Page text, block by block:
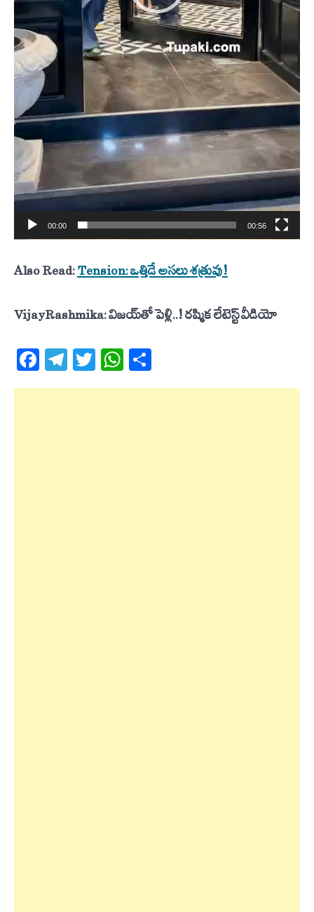
00:00 00:56
Also Read:Tension: ఒత్తిడే అసలు శత్రువు!
Vijay-Rashmika: విజయ్‌తో పెళ్లి..! రష్మిక లేటెస్ట్ వీడియో
Facebook
Telegram
TwitterWhatsApp